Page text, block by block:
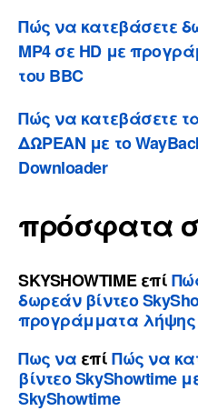
Πώς να κατεβάσετε
MP4 σε HD με
του BBC
Πώς να κατεβάσετε
ΔΩΡΕΑΝ με το
Downloader
πρόσφατα
SKYSHOWTIMEεπί
δωρεάν βίντεο
προγράμματα λήψης
Πως να επίΠώς να
βίντεο
SkyShowtime